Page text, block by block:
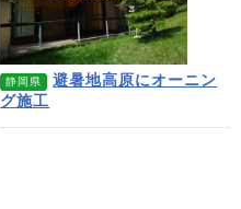
静岡県
避暑地高原にオーニン
グ施工